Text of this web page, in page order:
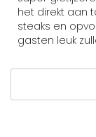
het direkt aan
steaks en
gasten leuk